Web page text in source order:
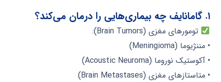
۱. گامانایف چه بیماری‌هایی را درمان می‌کند؟
تومورهای مغزی (Brain Tumors):
• مننژیوما (Meningioma)
• آکوستیک نوروما (Acoustic Neuroma)
• متاستازهای مغزی (Brain Metastases)